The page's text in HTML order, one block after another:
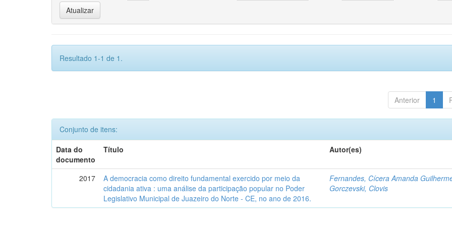
Resultado 1-1 de 1.
Anterior 1
Conjunto de itens:
Data do
documento
Título Autor(es)
2017
A democracia como direito fundamental exercido por meio da
cidadania ativa : uma análise da participação popular no Poder
Legislativo Municipal de Juazeiro do Norte - CE, no ano de 2016.
Fernandes, Cícera Amanda
Gorczevski, Clovis